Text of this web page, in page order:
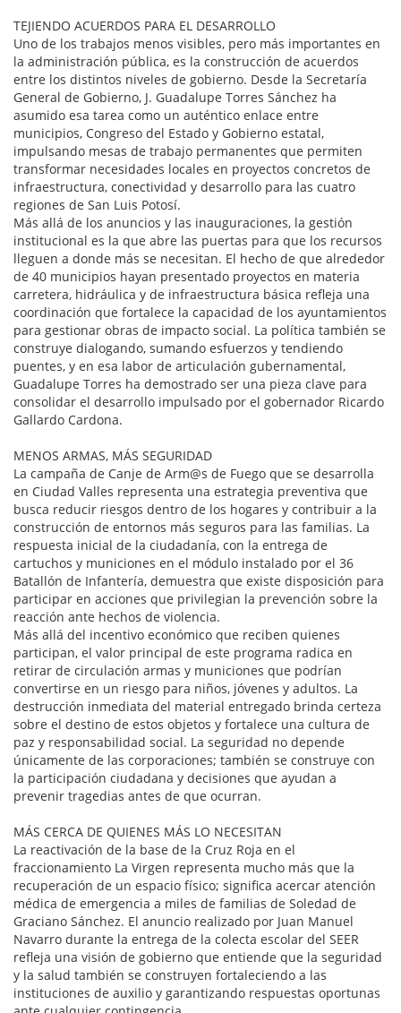
TEJIENDO ACUERDOS PARA EL DESARROLLO
Uno de los trabajos menos visibles, pero más importantes en
la administración pública, es la construcción de acuerdos
entre los distintos niveles de gobierno. Desde la Secretaría
General de Gobierno, J. Guadalupe Torres Sánchez ha
asumido esa tarea como un auténtico enlace entre
municipios, Congreso del Estado y Gobierno estatal,
impulsando mesas de trabajo permanentes que permiten
transformar necesidades locales en proyectos concretos de
infraestructura, conectividad y desarrollo para las cuatro
regiones de San Luis Potosí.
Más allá de los anuncios y las inauguraciones, la gestión
institucional es la que abre las puertas para que los recursos
lleguen a donde más se necesitan. El hecho de que alrededor
de 40 municipios hayan presentado proyectos en materia
carretera, hidráulica y de infraestructura básica refleja una
coordinación que fortalece la capacidad de los ayuntamientos
para gestionar obras de impacto social. La política también se
construye dialogando, sumando esfuerzos y tendiendo
puentes, y en esa labor de articulación gubernamental,
Guadalupe Torres ha demostrado ser una pieza clave para
consolidar el desarrollo impulsado por el gobernador Ricardo
Gallardo Cardona.
MENOS ARMAS, MÁS SEGURIDAD
La campaña de Canje de Arm@s de Fuego que se desarrolla
en Ciudad Valles representa una estrategia preventiva que
busca reducir riesgos dentro de los hogares y contribuir a la
construcción de entornos más seguros para las familias. La
respuesta inicial de la ciudadanía, con la entrega de
cartuchos y municiones en el módulo instalado por el 36
Batallón de Infantería, demuestra que existe disposición para
participar en acciones que privilegian la prevención sobre la
reacción ante hechos de violencia.
Más allá del incentivo económico que reciben quienes
participan, el valor principal de este programa radica en
retirar de circulación armas y municiones que podrían
convertirse en un riesgo para niños, jóvenes y adultos. La
destrucción inmediata del material entregado brinda certeza
sobre el destino de estos objetos y fortalece una cultura de
paz y responsabilidad social. La seguridad no depende
únicamente de las corporaciones; también se construye con
la participación ciudadana y decisiones que ayudan a
prevenir tragedias antes de que ocurran.
MÁS CERCA DE QUIENES MÁS LO NECESITAN
La reactivación de la base de la Cruz Roja en el
fraccionamiento La Virgen representa mucho más que la
recuperación de un espacio físico; significa acercar atención
médica de emergencia a miles de familias de Soledad de
Graciano Sánchez. El anuncio realizado por Juan Manuel
Navarro durante la entrega de la colecta escolar del SEER
refleja una visión de gobierno que entiende que la seguridad
y la salud también se construyen fortaleciendo a las
instituciones de auxilio y garantizando respuestas oportunas